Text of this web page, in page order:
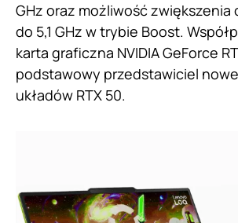
GHz oraz możliwość
do 5,1 GHz w trybie Boost.
karta graficzna NVIDIA GeForce
podstawowy przedstawiciel
układów RTX 50.